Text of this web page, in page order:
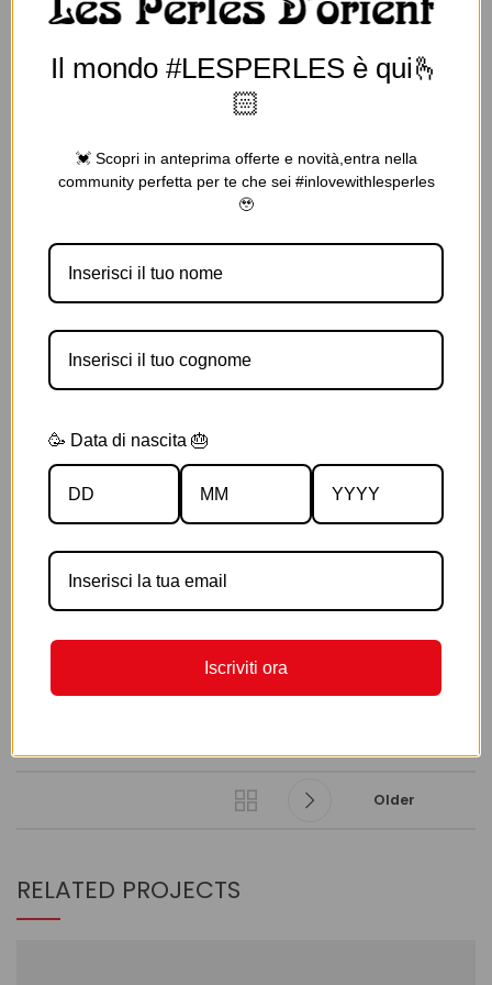
Sticky Sidebar
Details available with Every Demo
Hac vitae sem class fames vehicula nascetur nam
tellus a condimentum inceptos mus rhoncus et
accumsan fringilla vehicula nascetur amet
CLIENT WordPress
DESIGNER
MATERIALS Wood, Paper
WEBSITE xtemos.com/wood
View Project
Older
RELATED PROJECTS
Il mondo #LESPERLES è qui🫰
🏻
💓 Scopri in anteprima offerte e novità,entra nella
community perfetta per te che sei #inlovewithlesperles
🥹
🥳 Data di nascita 🎂
Iscriviti ora